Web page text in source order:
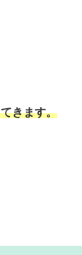
きます。